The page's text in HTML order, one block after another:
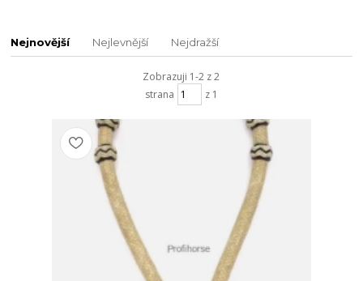
Nejnovější Nejlevnější Nejdražší
Zobrazuji 1-2 z 2
strana
z 1